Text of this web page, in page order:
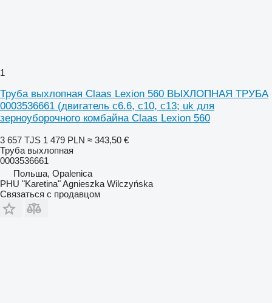
1
Труба выхлопная Claas Lexion 560 ВЫХЛОПНАЯ ТРУБА
0003536661 (двигатель c6.6, c10, c13; uk для
зерноуборочного комбайна Claas Lexion 560
3 657 TJS 1 479 PLN ≈ 343,50 €
Труба выхлопная
0003536661
Польша, Opalenica
PHU "Karetina" Agnieszka Wilczyńska
Связаться с продавцом